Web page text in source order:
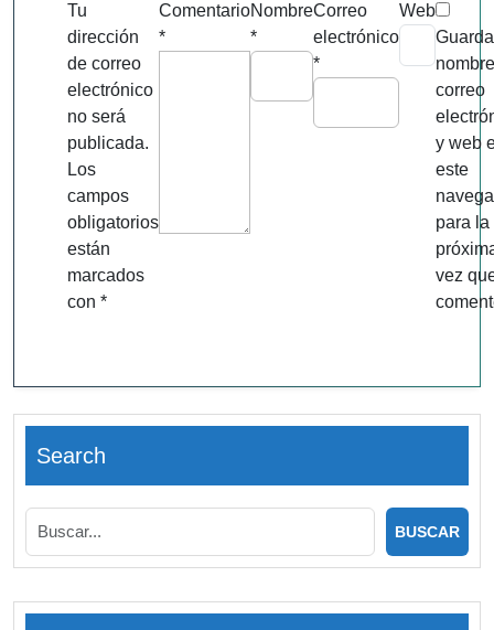
Tu
dirección
de correo
electrónico
no será
publicada.
Los
campos
obligatorios
están
marcados
con *
Comentario
*
Nombre
*
Correo
electrónico
*
Web
correo
y web
este
para la
vez
Search